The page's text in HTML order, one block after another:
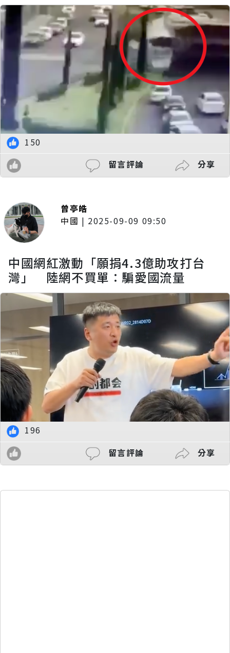
150
留言評論
分享
曾亭皓
中國 | 2025-09-09 09:50
中國網紅激動「願捐4.3億助攻打台
灣」 陸網不買單：騙愛國流量
196
留言評論
分享